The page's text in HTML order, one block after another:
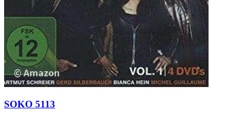
SOKO 5113